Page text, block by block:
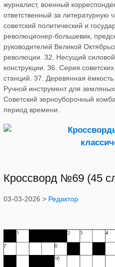
журналист, военный
ответственный за
советский политический и
революционер-большевик,
руководителей Великой
революции. 32. Несущий
конструкции. 36. Серия
станций. 37. Деревянная
Ручной инструмент для
Советский зерноуборочный
период времени.
Кроссворд №69 (45
03-03-2026 > Редактор